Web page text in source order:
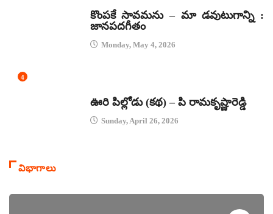
కొంపకే సావమను – మా డవుటుగాన్ని :
జానపదగీతం
Monday, May 4, 2026
4
ఊరి పిల్లోడు (కథ) – పి రామకృష్ణారెడ్డి
Sunday, April 26, 2026
విభాగాలు